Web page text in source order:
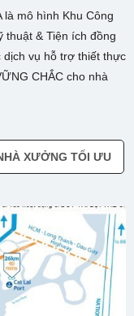
là mô hình Khu Công
thuật & Tiện ích đồng
dịch vụ hỗ trợ thiết thực
CHẮC cho nhà
XƯỞNG TỐI ƯU